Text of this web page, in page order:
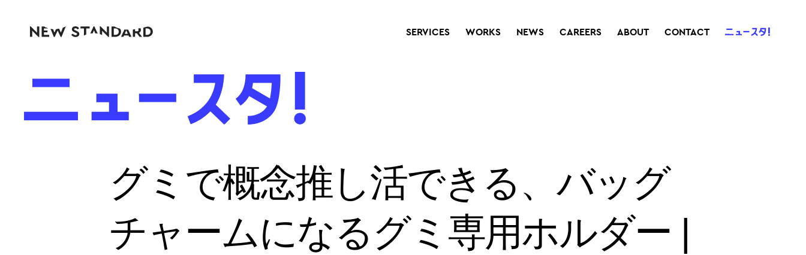
SERVICES WORKS NEWS CAREERS ABOUT CONTACT
グミで概念推し活できる、バッグ
チャームになるグミ専用ホルダー |